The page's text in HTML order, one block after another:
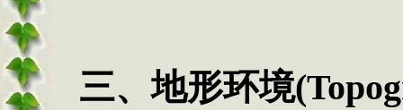
三、地形环境